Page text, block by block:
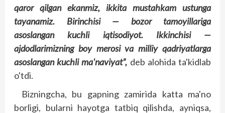
qaror qilgan ekanmiz, ikkita mustahkam ustunga
tayanamiz. Birinchisi — bozor tamoyillariga
asoslangan kuchli iqtisodiyot. Ikkinchisi —
ajdodlarimizning boy merosi va milliy qadriyatlarga
asoslangan kuchli ma'naviyat”, deb alohida ta'kid­lab
o'tdi.
Bizningcha, bu gapning zamirida katta ma'no
borligi, bularni hayotga tatbiq qilishda, ayniqsa,